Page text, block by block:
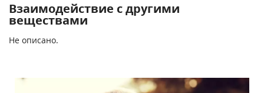
Взаимодействие с другими
веществами
Не описано.